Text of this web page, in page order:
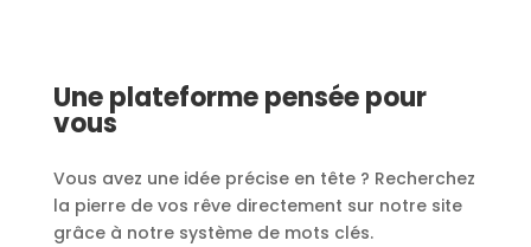
Une plateforme pensée pour
vous
Vous avez une idée précise en tête ? Recherchez
la pierre de vos rêve directement sur notre site
grâce à notre système de mots clés.